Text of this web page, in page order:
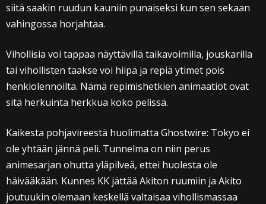
siitä saakin ruudun kauniin punaiseksi kun sen sekaan
vahingossa horjahtaa.
Vihollisia voi tappaa näyttävillä taikavoimilla, jouskarilla
tai vihollisten taakse voi hiipä ja repiä ytimet pois
henkiolennoilta. Nämä repimishetkien animaatiot ovat
sitä herkuinta herkkua koko pelissä.
Kaikesta pohjavireestä huolimatta Ghostwire: Tokyo ei
ole yhtään jännä peli. Tunnelma on niin perus
animesarjan ohutta yläpilveä, ettei huolesta ole
häivääkään. Kunnes KK jättää Akiton ruumiin ja Akito
joutuukin olemaan keskellä valtaisaa vihollismassaa